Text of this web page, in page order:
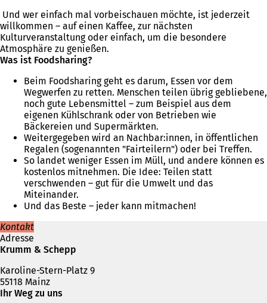
Und wer einfach mal vorbeischauen möchte, ist jederzeit
willkommen – auf einen Kaffee, zur nächsten
Kulturveranstaltung oder einfach, um die besondere
Atmosphäre zu genießen.
Was ist Foodsharing?
Beim Foodsharing geht es darum, Essen vor dem
Wegwerfen zu retten. Menschen teilen übrig gebliebene,
noch gute Lebensmittel – zum Beispiel aus dem
eigenen Kühlschrank oder von Betrieben wie
Bäckereien und Supermärkten.
Weitergegeben wird an Nachbar:innen, in öffentlichen
Regalen (sogenannten "Fairteilern") oder bei Treffen.
So landet weniger Essen im Müll, und andere können es
kostenlos mitnehmen. Die Idee: Teilen statt
verschwenden – gut für die Umwelt und das
Miteinander.
Und das Beste – jeder kann mitmachen!
Kontakt
Adresse
Krumm & Schepp
Karoline-Stern-Platz 9
55118 Mainz
Ihr Weg zu uns